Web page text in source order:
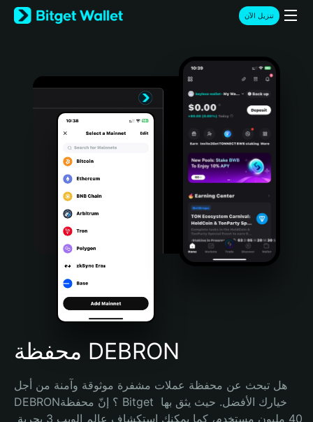
English
日本語
Türkçe
Português (Portugal)
Bahasa Indonesia
Português (Brasil)
Español (Argentina)
تنزيل الآن
محفظة DEBRON
هل تبحث عن محفظة عملات مشفرة موثوقة وآمنة من أجل
DEBRON؟ إنّ محفظة Bitget خيارك الأفضل. حيث يثق بها